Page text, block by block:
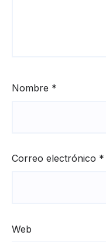
Nombre *
Correo electrónico *
Web